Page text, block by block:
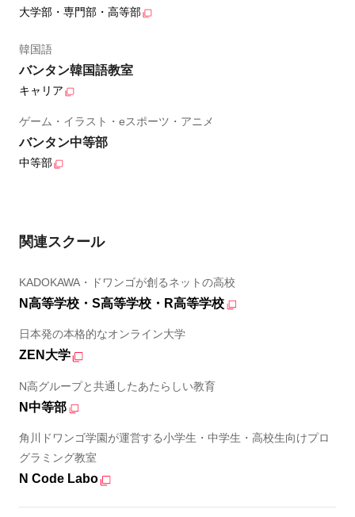
大学部・専門部・高等部
韓国語
バンタン韓国語教室
キャリア
ゲーム・イラスト・eスポーツ・アニメ
バンタン中等部
中等部
関連スクール
KADOKAWA・ドワンゴが創るネットの高校
N高等学校・S高等学校・R高等学校
日本発の本格的なオンライン大学
ZEN大学
N高グループと共通したあたらしい教育
N中等部
角川ドワンゴ学園が運営する小学生・中学生・高校生向けプロ
グラミング教室
N Code Labo